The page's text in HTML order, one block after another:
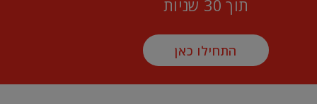
תוך 30 שניות
התחילו כאן